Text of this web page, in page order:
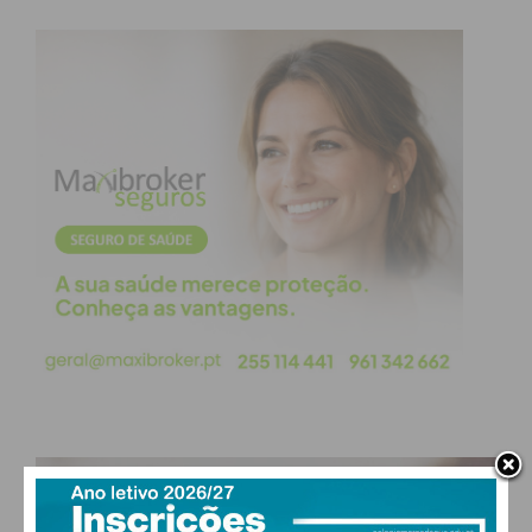
Nova Data / Estado
14 a 23 de abril
Monitorização da Aprendizagem
(ModA)
Sem alterações
Provas Finais (9.º ano)
Subscreva a newsletter do
Imediato
obtenha de forma regular a informação
atualizada.
PAÇOS DE FERREIRA